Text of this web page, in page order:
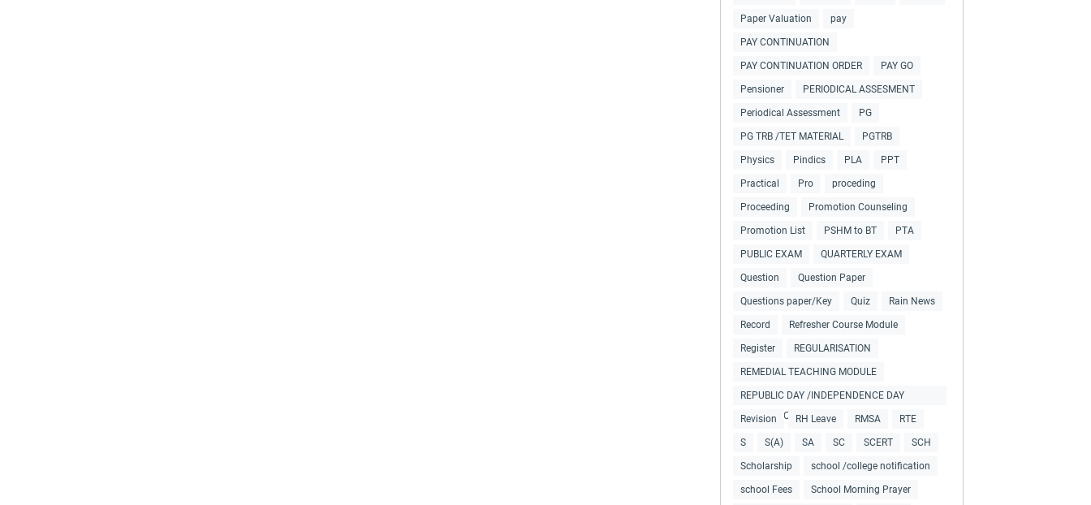
Paper Valuation pay
PAY CONTINUATION
PAY CONTINUATION ORDER PAY GO
Pensioner PERIODICAL ASSESMENT
Periodical Assessment PG
PG TRB /TET MATERIAL PGTRB
Physics Pindics PLA PPT
Practical Pro proceding
Proceeding Promotion Counseling
Promotion List PSHM to BT PTA
PUBLIC EXAM QUARTERLY EXAM
Question Question Paper
Questions paper/Key Quiz Rain News
Record Refresher Course Module
Register REGULARISATION
REMEDIAL TEACHING MODULE
REPUBLIC DAY /INDEPENDENCE DAY
COLLECTIONS
Revision RH Leave RMSA RTE
S S(A) SA SC SCERT SCH
Scholarship school /college notification
school Fees School Morning Prayer